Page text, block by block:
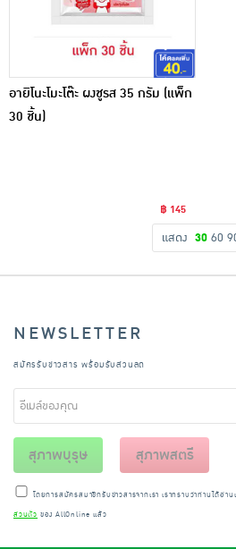
อายิโนะโมะโต๊ะ ผงชูรส 35 กรัม (แพ็ก
30 ชิ้น)
฿ 145
แสดง 30 60
NEWSLETTER
สมัครรับข่าวสาร พร้อมรับส่วนลด
สุภาพบุรุษ สุภาพสตรี
โดยการสมัครสมาชิกรับข่าวสารจากเรา เราทราบว่าท่านได้อ่าน
ส่วนตัว ของ AllOnline แล้ว